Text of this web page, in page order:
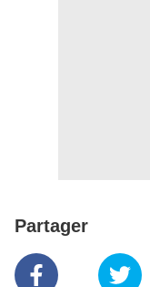
Partager